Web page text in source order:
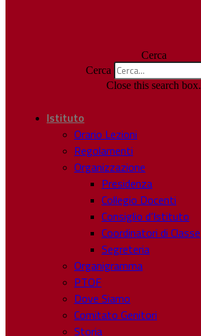
Cerca
Cerca
Close this search box.
Istituto
Orario Lezioni
Regolamenti
Organizzazione
Presidenza
Collegio Docenti
Consiglio d’Istituto
Coordinatori di Classe
Segreteria
Organigramma
PTOF
Dove Siamo
Comitato Genitori
Storia